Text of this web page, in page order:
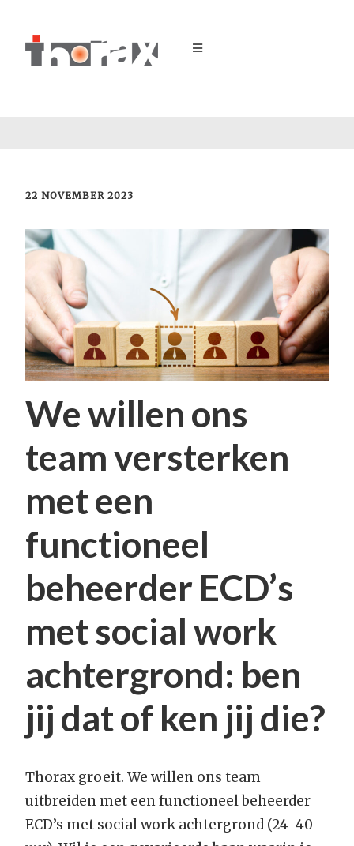
22 NOVEMBER 2023
We willen ons
team versterken
met een
functioneel
beheerder ECD’s
met social work
achtergrond: ben
jij dat of ken jij die?
Thorax groeit. We willen ons team
uitbreiden met een functioneel beheerder
ECD’s met social work achtergrond (24-40